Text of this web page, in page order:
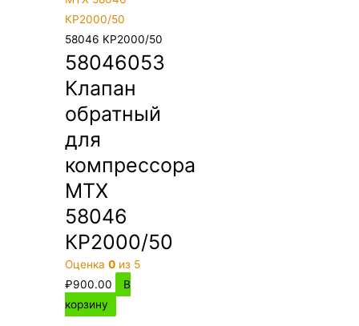
58046 КР2000/50
58046053
Клапан
обратный
для
компрессора
MTX
58046
КР2000/50
Оценка0 из 5
₽900.00
В
корзину